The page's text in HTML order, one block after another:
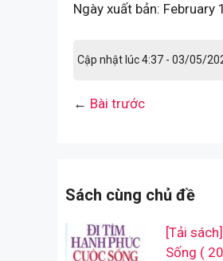
Ngày xuất bản: February
Cập nhật lúc 4:37 - 03/05/
← Bài trước
Sách cùng chủ đề
[Tải
Sống (